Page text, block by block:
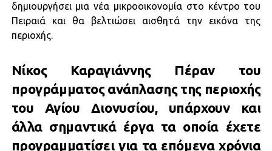
δημιουργήσει μια νέα μικροοικονομία στο κέντρο του
Πειραιά και θα βελτιώσει αισθητά την εικόνα της
περιοχής.
Νίκος Καραγιάννης Πέραν του
προγράμματος ανάπλασης της περιοχής
του Αγίου Διονυσίου, υπάρχουν και
άλλα σημαντικά έργα τα οποία έχετε
προγραμματίσει για τα επόμενα χρόνια